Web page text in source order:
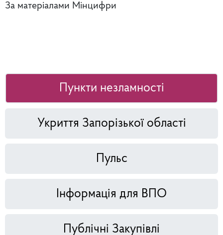
За матеріалами Мінцифри
Пункти незламності
Укриття Запорізької області
Пульс
Інформація для ВПО
Публічні Закупівлі